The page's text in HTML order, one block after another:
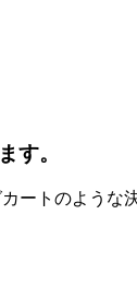
す。
ートのような